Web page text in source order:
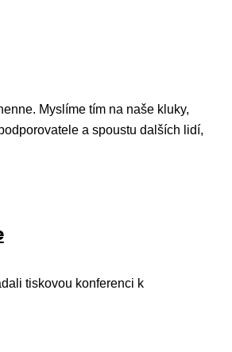
Myslíme tím na naše kluky,
a spoustu dalších lidí,
tiskovou konferenci k